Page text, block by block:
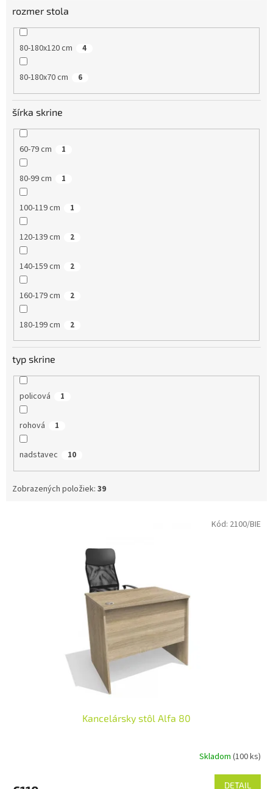
rozmer stola
80-180x120 cm 4
80-180x70 cm 6
šírka skrine
60-79 cm 1
80-99 cm 1
100-119 cm 1
120-139 cm 2
140-159 cm 2
160-179 cm 2
180-199 cm 2
typ skrine
policová 1
rohová 1
nadstavec 10
Zobrazených položiek: 39
Kancelársky stôl Alfa 80
Skladom (100 ks)
DETAIL
Kód: 2100/BIE